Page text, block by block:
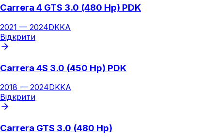
Carrera 4 GTS 3.0 (480 Hp) PDK
2021 — 2024DKKA
Відкрити
Carrera 4S 3.0 (450 Hp) PDK
2018 — 2024DKKA
Відкрити
Carrera GTS 3.0 (480 Hp)